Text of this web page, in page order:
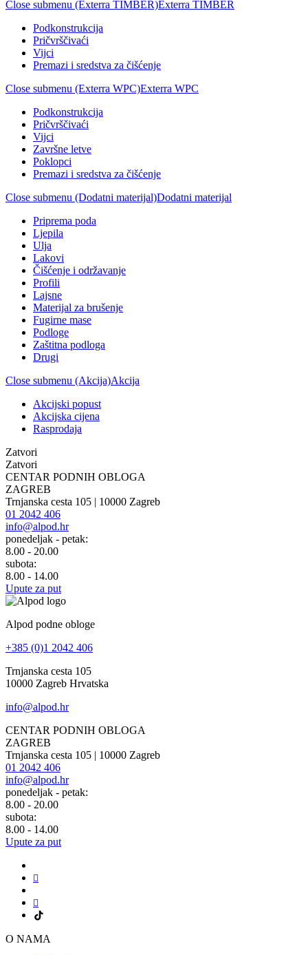
Close submenu (Exterra TIMBER)Exterra TIMBER
Podkonstrukcija
Pričvrščivaći
Vijci
Premazi i sredstva za čišćenje
Close submenu (Exterra WPC)Exterra WPC
Podkonstrukcija
Pričvrščivaći
Vijci
Završne letve
Poklopci
Premazi i sredstva za čišćenje
Close submenu (Dodatni materijal)Dodatni materijal
Priprema poda
Ljepila
Ulja
Lakovi
Čišćenje i održavanje
Profili
Lajsne
Materijal za brušenje
Fugirne mase
Podloge
Zaštitna podloga
Drugi
Close submenu (Akcija)Akcija
Akcijski popust
Akcijska cijena
Rasprodaja
Zatvori
Zatvori
CENTAR PODNIH OBLOGA
ZAGREB
Trnjanska cesta 105 | 10000 Zagreb
01 2042 406
info@alpod.hr
ponedeljak - petak:
8.00 - 20.00
subota:
8.00 - 14.00
Upute za put
Alpod podne obloge
+385 (0)1 2042 406
Trnjanska cesta 105
10000 Zagreb Hrvatska
info@alpod.hr
CENTAR PODNIH OBLOGA
ZAGREB
Trnjanska cesta 105 | 10000 Zagreb
01 2042 406
info@alpod.hr
ponedeljak - petak:
8.00 - 20.00
subota:
8.00 - 14.00
Upute za put
O NAMA